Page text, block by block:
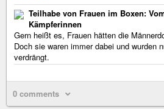
Teilhabe von Frauen im Boxen:
Kämpferinnen
Gern heißt es, Frauen hätten die
Doch sie waren immer dabei und wurden
verdrängt.
0 comments